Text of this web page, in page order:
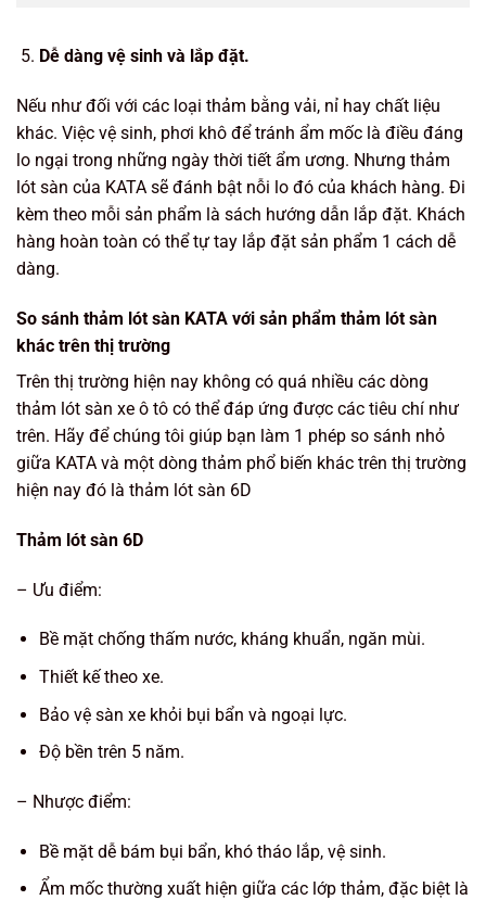
Dễ dàng vệ sinh và lắp đặt.
Nếu như đối với các loại thảm bằng vải, nỉ hay chất liệu
khác. Việc vệ sinh, phơi khô để tránh ẩm mốc là điều đáng
lo ngại trong những ngày thời tiết ẩm ương. Nhưng thảm
lót sàn của KATA sẽ đánh bật nỗi lo đó của khách hàng. Đi
kèm theo mỗi sản phẩm là sách hướng dẫn lắp đặt. Khách
hàng hoàn toàn có thể tự tay lắp đặt sản phẩm 1 cách dễ
dàng.
So sánh thảm lót sàn KATA với sản phẩm thảm lót sàn
khác trên thị trường
Trên thị trường hiện nay không có quá nhiều các dòng
thảm lót sàn xe ô tô có thể đáp ứng được các tiêu chí như
trên. Hãy để chúng tôi giúp bạn làm 1 phép so sánh nhỏ
giữa KATA và một dòng thảm phổ biến khác trên thị trường
hiện nay đó là thảm lót sàn 6D
Thảm lót sàn 6D
– Ưu điểm:
Bề mặt chống thấm nước, kháng khuẩn, ngăn mùi.
Thiết kế theo xe.
Bảo vệ sàn xe khỏi bụi bẩn và ngoại lực.
Độ bền trên 5 năm.
– Nhược điểm:
Bề mặt dễ bám bụi bẩn, khó tháo lắp, vệ sinh.
Ẩm mốc thường xuất hiện giữa các lớp thảm, đặc biệt là